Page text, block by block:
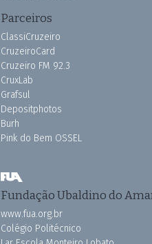
Parceiros
ClassiCruzeiro
CruzeiroCard
Cruzeiro FM 92.3
CruxLab
Grafsul
Depositphotos
Burh
Pink do Bem OSSEL
Fundação Ubaldino do
www.fua.org.br
Colégio Politécnico